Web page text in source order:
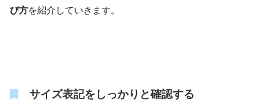
び方を紹介していきます。
サイズ表記をしっかりと確認する